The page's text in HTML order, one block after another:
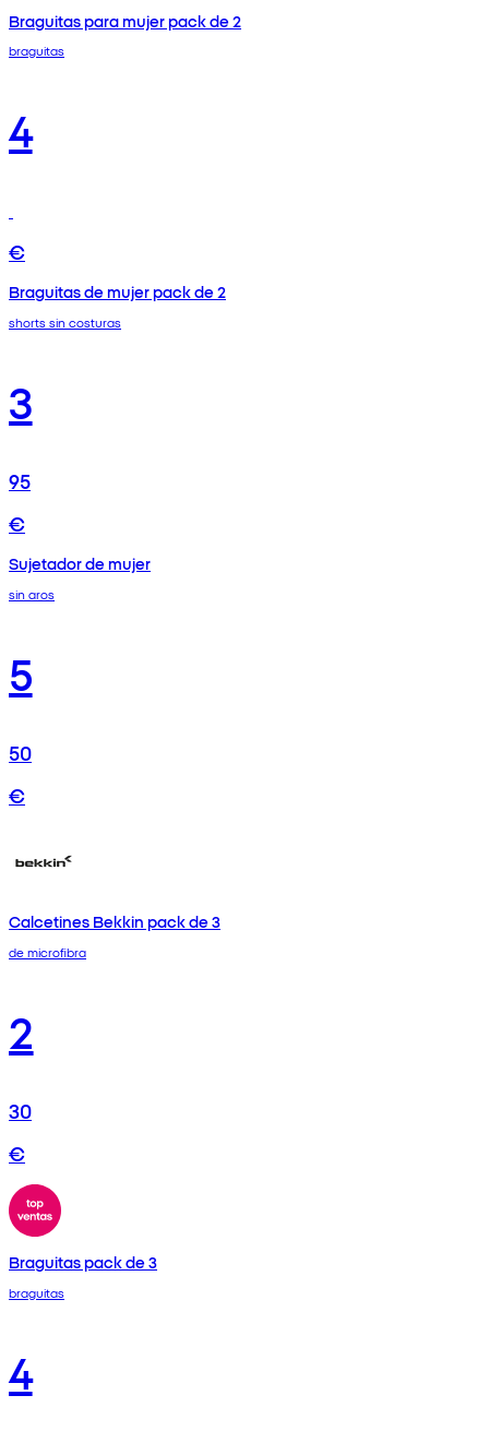
Braguitas para mujer pack de 2
braguitas
4
€
Braguitas de mujer pack de 2
shorts sin costuras
3
95
€
Sujetador de mujer
sin aros
5
50
€
Calcetines Bekkin pack de 3
de microfibra
2
30
€
Braguitas pack de 3
braguitas
4